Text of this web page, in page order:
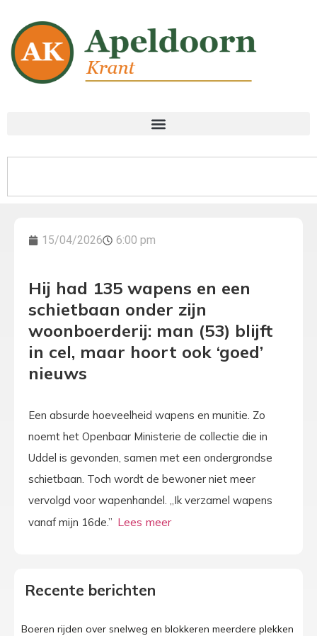
15/04/2026 6:00 pm
Hij had 135 wapens en een
schietbaan onder zijn
woonboerderij: man (53) blijft
in cel, maar hoort ook ‘goed’
nieuws
Een absurde hoeveelheid wapens en munitie. Zo
noemt het Openbaar Ministerie de collectie die in
Uddel is gevonden, samen met een ondergrondse
schietbaan. Toch wordt de bewoner niet meer
vervolgd voor wapenhandel. „Ik verzamel wapens
vanaf mijn 16de.”
Recente berichten
Boeren rijden over snelweg en blokkeren meerdere plekken